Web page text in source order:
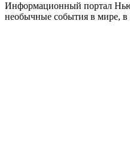
Информационный портал
необычные события в мире,